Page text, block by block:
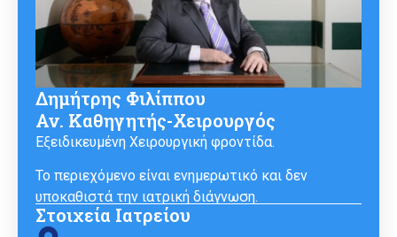
Δημήτρης Φιλίππου
Αν. Καθηγητής-Χειρουργός
Εξειδικευμένη Χειρουργική φροντίδα.
Το περιεχόμενο είναι ενημερωτικό και δεν
υποκαθιστά την ιατρική διάγνωση.
Στοιχεία Ιατρείου